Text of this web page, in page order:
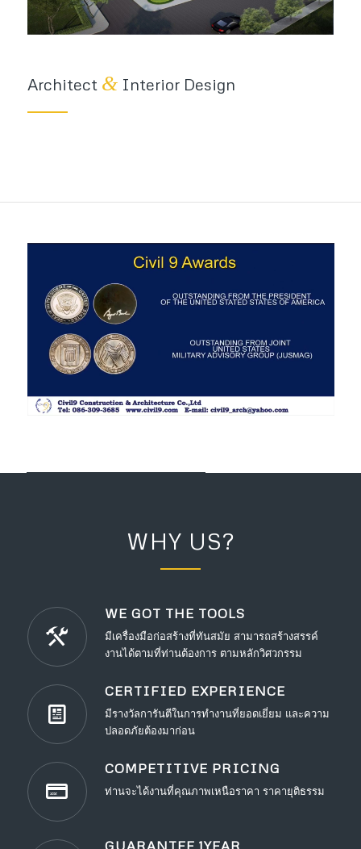
Architect &Interior Design
WHY US?
WE GOT THE TOOLS
มีเครื่องมือก่อสร้างที่ทันสมัย สามารถสร้างสรรค์
งานได้ตามที่ท่านต้องการ ตามหลักวิศวกรรม
CERTIFIED EXPERIENCE
มีรางวัลการันตีในการทำงานที่ยอดเยี่ยม และความ
ปลอดภัยต้องมาก่อน
COMPETITIVE PRICING
ท่านจะได้งานที่คุณภาพเหนือราคา ราคายุติธรรม